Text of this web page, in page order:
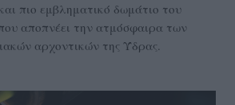
πιο εμβληματικό δωμάτιο του
αποπνέει την ατμόσφαιρα των
αρχοντικών της Ύδρας.